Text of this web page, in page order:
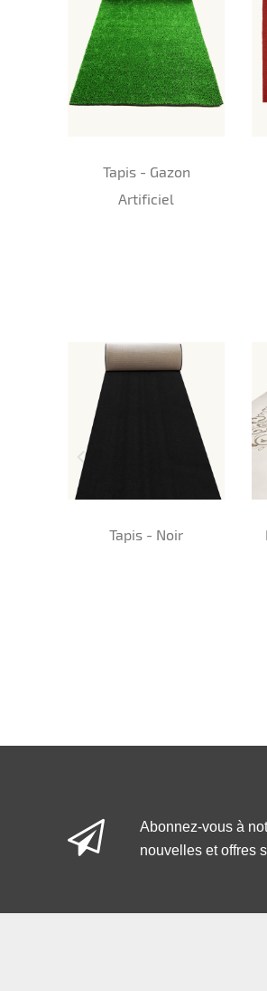
Tapis - Gazon
Artificiel
Tapis - Noir
Abonnez-vous à
nouvelles et offres